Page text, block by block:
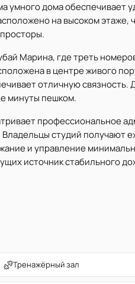
умного дома обеспечивает
на высоком этаже,
Марина, где треть
в центре живого
отличную
минуты пешком.
профессиональное
студий получают
и управление
источник стабильного
Тренажёрный зал